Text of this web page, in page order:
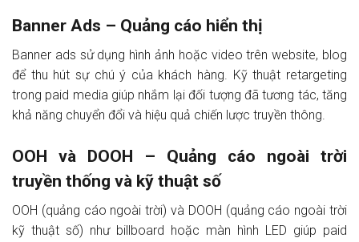
Banner Ads – Quảng cáo hiển thị
Banner ads sử dụng hình ảnh hoặc video trên website, blog
để thu hút sự chú ý của khách hàng. Kỹ thuật retargeting
trong paid media giúp nhắm lại đối tượng đã tương tác, tăng
khả năng chuyển đổi và hiệu quả chiến lược truyền thông.
OOH và DOOH – Quảng cáo ngoài trời
truyền thống và kỹ thuật số
OOH (quảng cáo ngoài trời) và DOOH (quảng cáo ngoài trời
kỹ thuật số) như billboard hoặc màn hình LED giúp paid